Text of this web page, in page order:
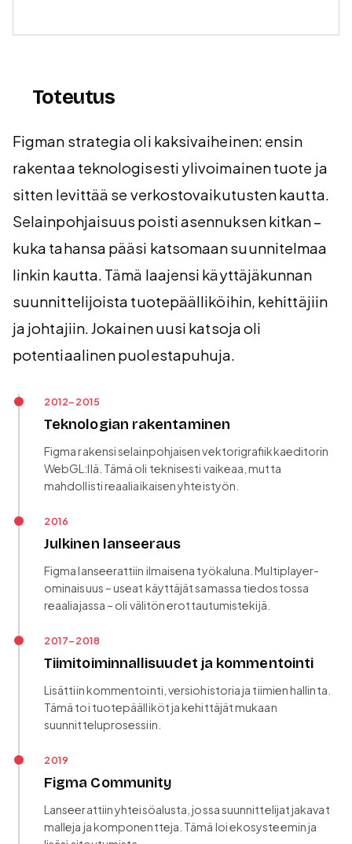
Toteutus
Figman strategia oli kaksivaiheinen: ensin
rakentaa teknologisesti ylivoimainen tuote ja
sitten levittää se verkostovaikutusten kautta.
Selainpohjaisuus poisti asennuksen kitkan –
kuka tahansa pääsi katsomaan suunnitelmaa
linkin kautta. Tämä laajensi käyttäjäkunnan
suunnittelijoista tuotepäälliköihin, kehittäjiin
ja johtajiin. Jokainen uusi katsoja oli
potentiaalinen puolestapuhuja.
2012–2015
Teknologian rakentaminen
Figma rakensi selainpohjaisen vektorigrafiikkaeditorin
WebGL:llä. Tämä oli teknisesti vaikeaa, mutta
mahdollisti reaaliaikaisen yhteistyön.
2016
Julkinen lanseeraus
Figma lanseerattiin ilmaisena työkaluna. Multiplayer-
ominaisuus – useat käyttäjät samassa tiedostossa
reaaliajassa – oli välitön erottautumistekijä.
2017–2018
Tiimitoiminnallisuudet ja kommentointi
Lisättiin kommentointi, versiohistoria ja tiimien hallinta.
Tämä toi tuotepäälliköt ja kehittäjät mukaan
suunnitteluprosessiin.
2019
Figma Community
Lanseerattiin yhteisöalusta, jossa suunnittelijat jakavat
malleja ja komponentteja. Tämä loi ekosysteemin ja